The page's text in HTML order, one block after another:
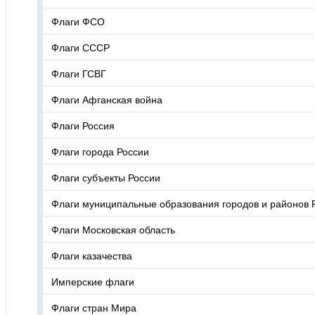
Флаги ФСО
Флаги СССР
Флаги ГСВГ
Флаги Афганская война
Флаги Россия
Флаги города России
Флаги субъекты России
Флаги муниципальные образования городов и районов
Флаги Московская область
Флаги казачества
Имперские флаги
Флаги стран Мира